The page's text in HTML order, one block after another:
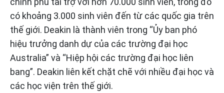
có khoảng 3.000 sinh viên đến từ các quốc gia trên
thế giới. Deakin là thành viên trong “Ủy ban phó
hiệu trưởng danh dự của các trường đại học
Australia” và “Hiệp hội các trường đại học liên
bang”. Deakin liên kết chặt chẽ với nhiều đại học và
các học viện trên thế giới.